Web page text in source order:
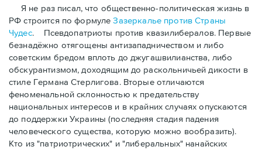
Я не раз писал, что общественно-политическая жизнь в
РФ строится по формулеЗазеркалье против Страны
Чудес. Псевдопатриоты против квазилибералов. Первые
безнадёжно отягощены антизападничеством и либо
советским бредом вплоть до джугашвилианства, либо
обскурантизмом, доходящим до раскольничьей дикости в
стиле Германа Стерлигова. Вторые отличаются
феноменальной склонностью к предательству
национальных интересов и в крайних случаях опускаются
до поддержки Украины (последняя стадия падения
человеческого существа, которую можно вообразить).
Кто из "патриотрических" и "либеральных" нанайских